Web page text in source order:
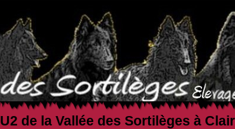
U2 de la Vallée des Sortilèges à